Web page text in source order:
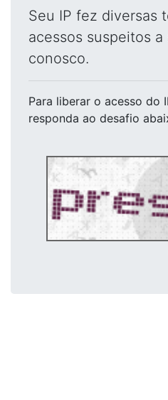
Seu IP fez diversas
acessos suspeitos
conosco.
Para liberar o acesso do
responda ao desafio